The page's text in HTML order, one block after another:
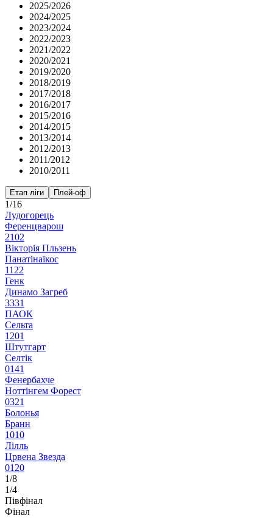
2025/2026
2024/2025
2023/2024
2022/2023
2021/2022
2020/2021
2019/2020
2018/2019
2017/2018
2016/2017
2015/2016
2014/2015
2013/2014
2012/2013
2011/2012
2010/2011
Етап ліги Плей-оф
1/16
Лудогорець
Ференцварош
2102
Вікторія Пльзень
Панатінаїкос
11 22
Генк
Динамо Загреб
3331
ПАОК
Сельта
1 201
Штутгарт
Селтік
0141
Фенербахче
Ноттінгем Форест
0321
Болонья
Бранн
1010
Лілль
Црвена Звезда
01 20
1/8
1/4
Півфінал
Фінал